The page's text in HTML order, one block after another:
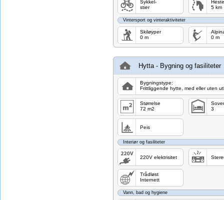
Sykkel-
stier
5 km
Vintersport og vinteraktiviteter
Skiløyper
0 m
0 m
Hytta - Bygning og fasiliteter
Bygningstype:
Frittliggende hytte, med eller uten
Størrelse
72 m2
3
Peis
Interiør og fasiliteter
220V elektrisitet
Trådløst
Internett
Vann, bad og hygiene